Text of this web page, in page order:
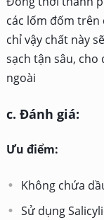
các lốm đốm trên
chỉ vậy chất này
sạch tận sâu,
ngoài
c. Đánh giá:
Ưu điểm:
Không chứa
Sử dụng